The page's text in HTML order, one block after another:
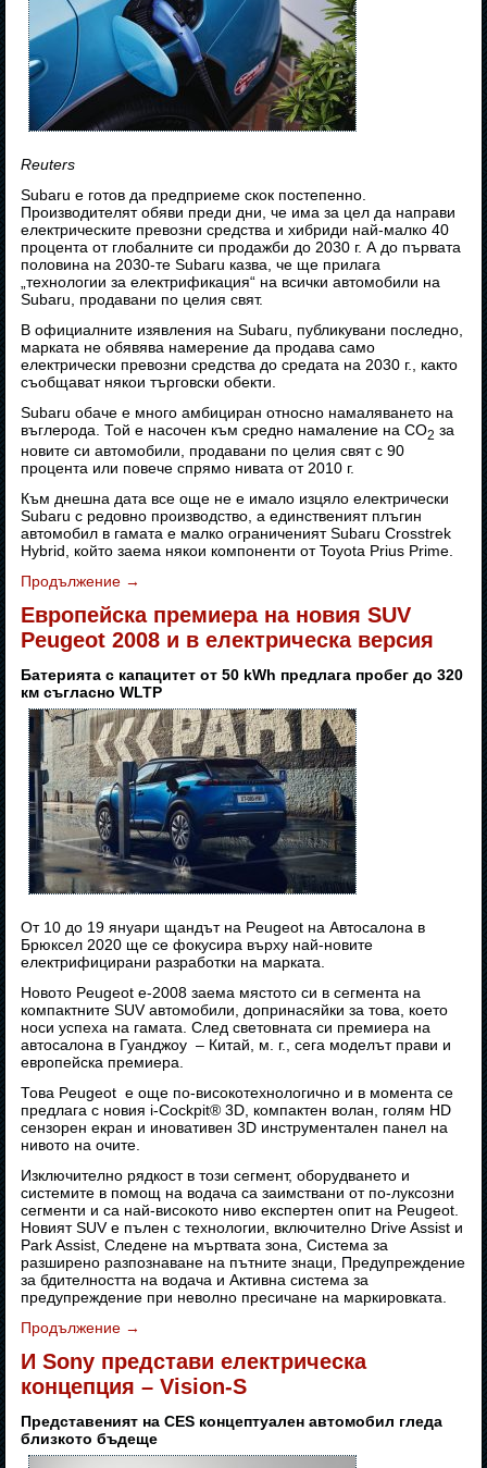
Reuters
Subaru е готов да предприеме скок постепенно.
Производителят обяви преди дни, че има за цел да направи
електрическите превозни средства и хибриди най-малко 40
процента от глобалните си продажби до 2030 г. А до първата
половина на 2030-те Subaru казва, че ще прилага
„технологии за електрификация“ на всички автомобили на
Subaru, продавани по целия свят.
В официалните изявления на Subaru, публикувани последно,
марката не обявява намерение да продава само
електрически превозни средства до средата на 2030 г., както
съобщават някои търговски обекти.
Subaru обаче е много амбициран относно намаляването на
въглерода. Той е насочен към средно намаление на CO2 за
новите си автомобили, продавани по целия свят с 90
процента или повече спрямо нивата от 2010 г.
Към днешна дата все още не е имало изцяло електрически
Subaru с редовно производство, а единственият плъгин
автомобил в гамата е малко ограниченият Subaru Crosstrek
Hybrid, който заема някои компоненти от Toyota Prius Prime.
Продължение →
Европейска премиера на новия SUV
Peugeot 2008 и в електрическа версия
Батерията с капацитет от 50 kWh предлага пробег до 320
км съгласно WLTP
От 10 до 19 януари щандът на Peugeot на Автосалона в
Брюксел 2020 ще се фокусира върху най-новите
електрифицирани разработки на марката.
Новото Peugeot е-2008 заема мястото си в сегмента на
компактните SUV автомобили, допринасяйки за това, което
носи успеха на гамата. След световната си премиера на
автосалона в Гуанджоу – Китай, м. г., сега моделът прави и
европейска премиера.
Това Peugeot е още по-високотехнологично и в момента се
предлага с новия i-Cockpit® 3D, компактен волан, голям HD
сензорен екран и иновативен 3D инструментален панел на
нивото на очите.
Изключително рядкост в този сегмент, оборудването и
системите в помощ на водача са заимствани от по-луксозни
сегменти и са най-високото ниво експертен опит на Peugeot.
Новият SUV е пълен с технологии, включително Drive Assist и
Park Assist, Следене на мъртвата зона, Система за
разширено разпознаване на пътните знаци, Предупреждение
за бдителността на водача и Активна система за
предупреждение при неволно пресичане на маркировката.
Продължение →
И Sony представи електрическа
концепция – Vision-S
Представеният на CES концептуален автомобил гледа
близкото бъдеще